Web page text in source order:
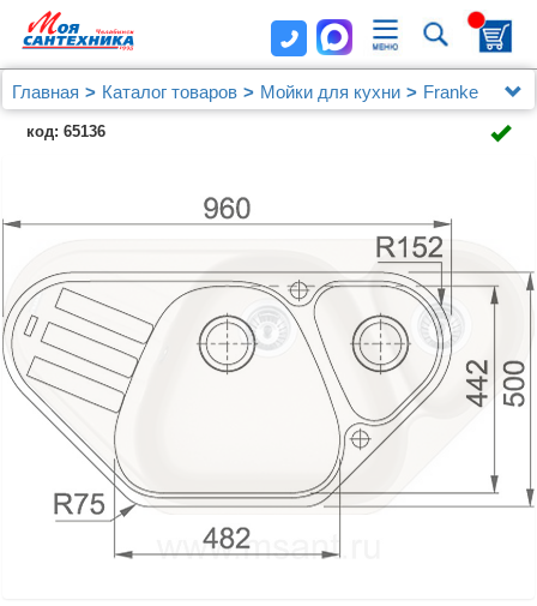
Главная Каталог товаров Мойки для кухни
Franke
Мойка кухонная Franke AZG 661-E бежевая
код: 65136